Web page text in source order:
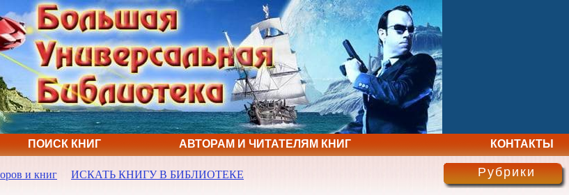
ПОИСК КНИГ АВТОРАМ И ЧИТАТЕЛЯМ КНИГ КОНТАКТЫ
и книг ИСКАТЬ КНИГУ В БИБЛИОТЕКЕ Рубрики